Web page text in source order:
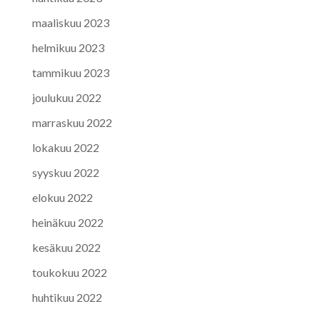
maaliskuu 2023
helmikuu 2023
tammikuu 2023
joulukuu 2022
marraskuu 2022
lokakuu 2022
syyskuu 2022
elokuu 2022
heinäkuu 2022
kesäkuu 2022
toukokuu 2022
huhtikuu 2022